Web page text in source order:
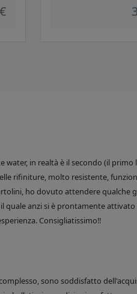
in realtà è il secondo (il primo
rifiniture, molto resistente,
ho dovuto attendere qualche
quale anzi si è prontamente attivato
Consigliatissimo!!
sono soddisfatto